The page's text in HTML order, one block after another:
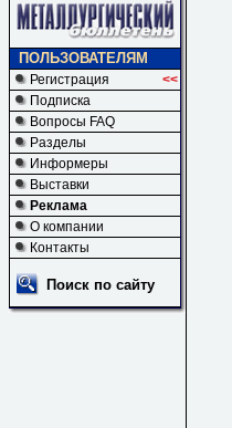
ПОЛЬЗОВАТЕЛЯМ
Регистрация
<<
Подписка
Вопросы FAQ
Разделы
Информеры
Выставки
Реклама
О компании
Контакты
Поиск по сайту